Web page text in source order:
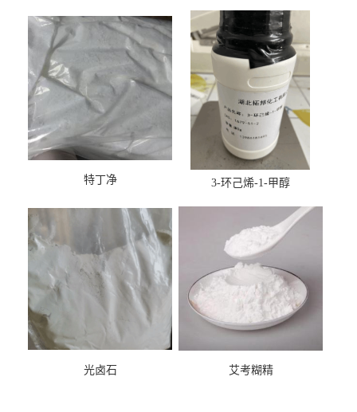
特丁净 3-环己烯-1-甲醇
光卤石 艾考糊精